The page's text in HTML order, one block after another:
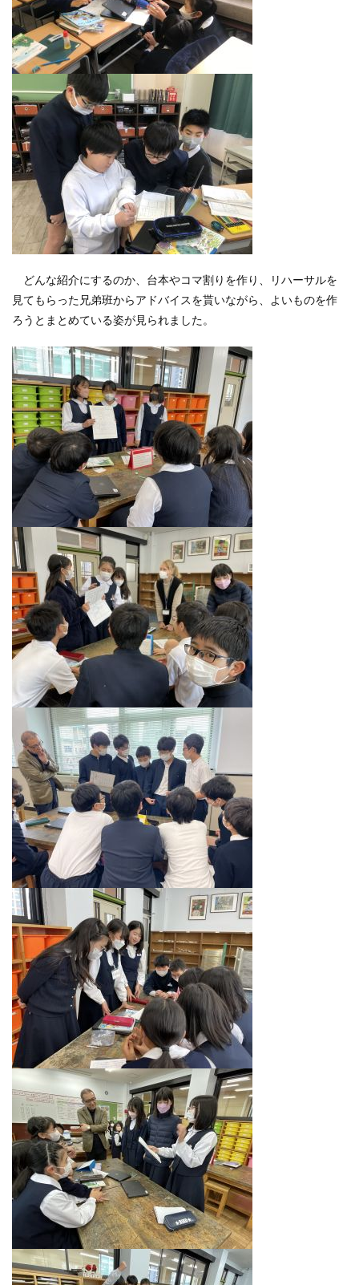
どんな紹介にするのか、台本やコマ割りを作り、リハーサルを
見てもらった兄弟班からアドバイスを貰いながら、よいものを作
ろうとまとめている姿が見られました。